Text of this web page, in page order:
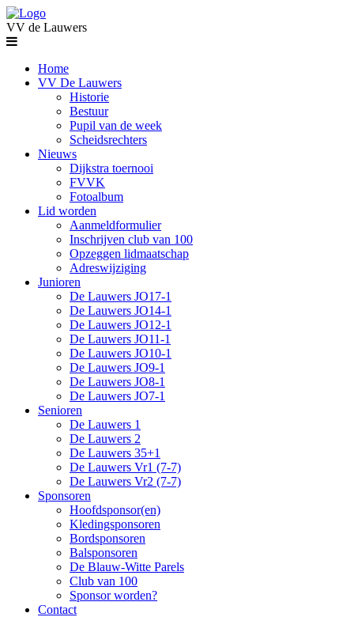
VV de Lauwers
Home
VV De Lauwers
Historie
Bestuur
Pupil van de week
Scheidsrechters
Nieuws
Dijkstra toernooi
FVVK
Fotoalbum
Lid worden
Aanmeldformulier
Inschrijven club van 100
Opzeggen lidmaatschap
Adreswijziging
Junioren
De Lauwers JO17-1
De Lauwers JO14-1
De Lauwers JO12-1
De Lauwers JO11-1
De Lauwers JO10-1
De Lauwers JO9-1
De Lauwers JO8-1
De Lauwers JO7-1
Senioren
De Lauwers 1
De Lauwers 2
De Lauwers 35+1
De Lauwers Vr1 (7-7)
De Lauwers Vr2 (7-7)
Sponsoren
Hoofdsponsor(en)
Kledingsponsoren
Bordsponsoren
Balsponsoren
De Blauw-Witte Parels
Club van 100
Sponsor worden?
Contact